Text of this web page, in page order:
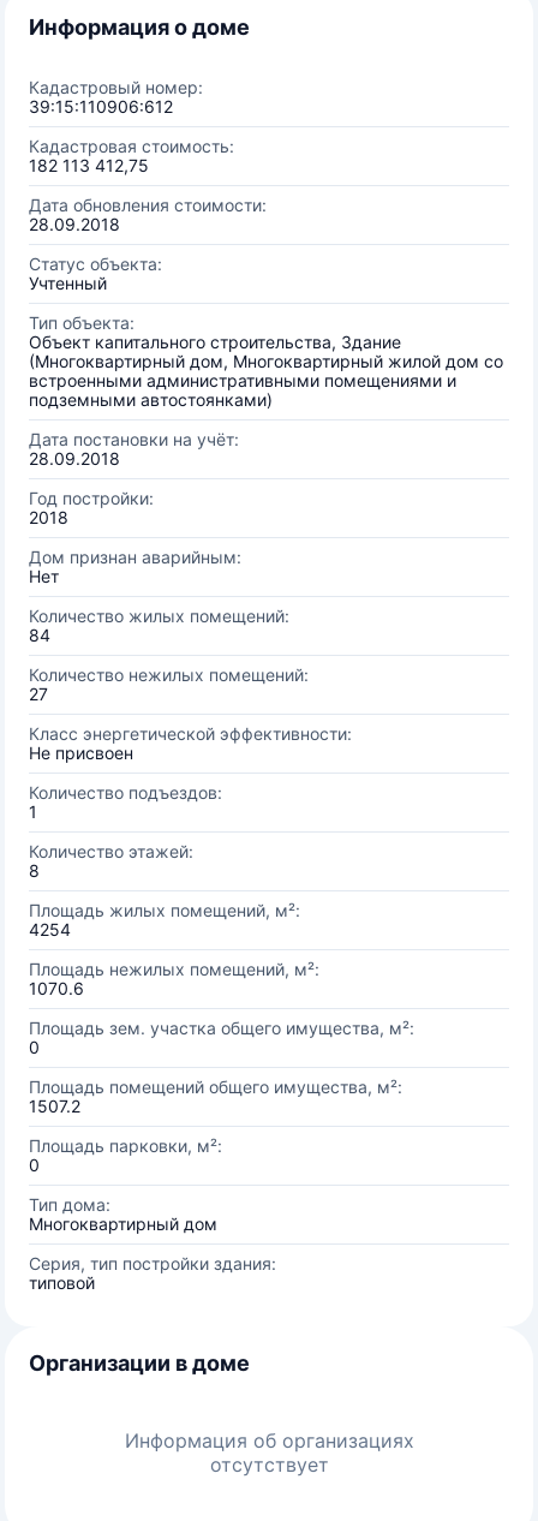
Информация о доме
Кадастровый номер:
39:15:110906:612
Кадастровая стоимость:
182 113 412,75
Дата обновления стоимости:
28.09.2018
Статус объекта:
Учтенный
Тип объекта:
Объект капитального строительства, Здание
(Многоквартирный дом, Многоквартирный жилой дом со
встроенными административными помещениями и
подземными автостоянками)
Дата постановки на учёт:
28.09.2018
Год постройки:
2018
Дом признан аварийным:
Нет
Количество жилых помещений:
84
Количество нежилых помещений:
27
Класс энергетической эффективности:
Не присвоен
Количество подъездов:
1
Количество этажей:
8
Площадь жилых помещений, м²:
4254
Площадь нежилых помещений, м²:
1070.6
Площадь зем. участка общего имущества, м²:
0
Площадь помещений общего имущества, м²:
1507.2
Площадь парковки, м²:
0
Тип дома:
Многоквартирный дом
Серия, тип постройки здания:
типовой
Организации в доме
Информация об организациях
отсутствует